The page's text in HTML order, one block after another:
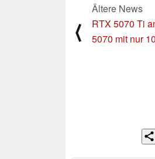
⟨
Ältere News
RTX 5070 Ti
5070 mit nur